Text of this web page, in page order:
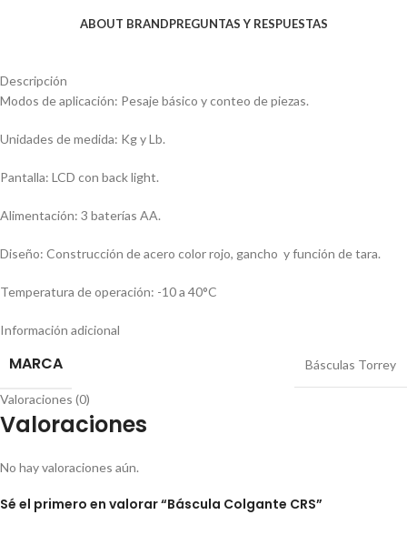
ABOUT BRANDPREGUNTAS Y RESPUESTAS
Descripción
Modos de aplicación: Pesaje básico y conteo de piezas.
Unidades de medida: Kg y Lb.
Pantalla: LCD con back light.
Alimentación: 3 baterías AA.
Diseño: Construcción de acero color rojo, gancho y función de tara.
Temperatura de operación: -10 a 40°C
Información adicional
MARCA Básculas Torrey
Valoraciones (0)
Valoraciones
No hay valoraciones aún.
Sé el primero en valorar “Báscula Colgante CRS”